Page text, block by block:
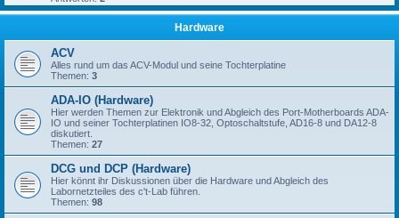
Hardware
ACV
Alles rund um das ACV-Modul und seine Tochterplatine
Themen: 3
ADA-IO (Hardware)
Hier werden Themen zur Elektronik und Abgleich des Port-Motherboards ADA-
IO und seiner Tochterplatinen IO8-32, Optoschaltstufe, AD16-8 und DA12-8
diskutiert.
Themen: 27
DCG und DCP (Hardware)
Hier könnt ihr Diskussionen über die Hardware und Abgleich des
Labornetzteiles des c't-Lab führen.
Themen: 98